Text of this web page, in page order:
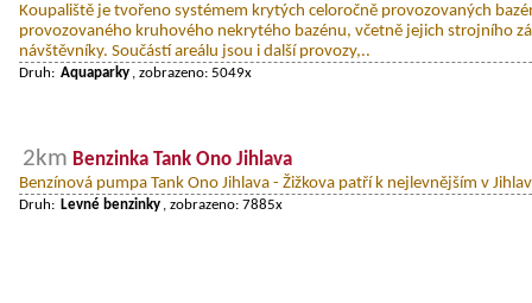
Koupaliště je tvořeno systémem krytých celoročně provozovaných
provozovaného kruhového nekrytého bazénu, včetně jejich strojního
návštěvníky. Součástí areálu jsou i další provozy,..
Druh: Aquaparky , zobrazeno: 5049x
2km Benzinka Tank Ono Jihlava
Benzínová pumpa Tank Ono Jihlava - Žižkova patří k nejlevnějším v
Druh: Levné benzinky , zobrazeno: 7885x